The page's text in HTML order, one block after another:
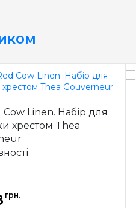
Cow Linen. Набір для
хрестом Thea
грн.